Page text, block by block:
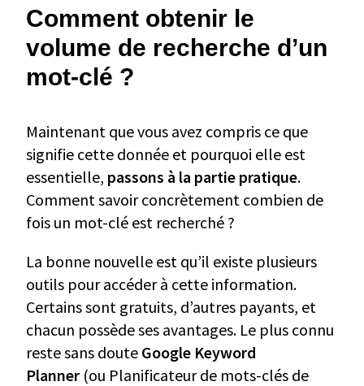
Comment obtenir le
volume de recherche d’un
mot-clé ?
Maintenant que vous avez compris ce que
signifie cette donnée et pourquoi elle est
essentielle, passons à la partie pratique.
Comment savoir concrètement combien de
fois un mot-clé est recherché ?
La bonne nouvelle est qu’il existe plusieurs
outils pour accéder à cette information.
Certains sont gratuits, d’autres payants, et
chacun possède ses avantages. Le plus connu
reste sans doute Google Keyword
Planner (ou Planificateur de mots-clés de